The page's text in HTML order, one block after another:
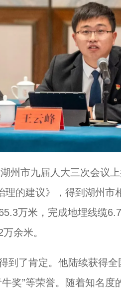
市九届人大三次会议上
理的建议》，得到湖州
万米，完成地埋线缆
余米。
了肯定。他陆续获得全
奖”等荣誉。随着知名度